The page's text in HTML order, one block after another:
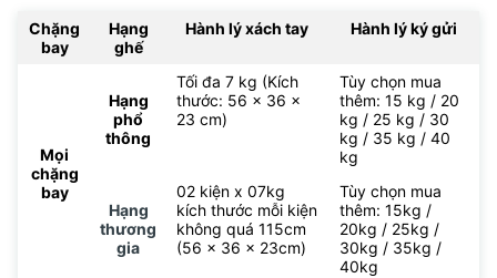
Chặng
bay
Hạng
ghế
Hành lý xách tay Hành lý ký gửi
Mọi
chặng
bay
Hạng
phổ
thông
Tối đa 7 kg (Kích
thước: 56 x 36 x
23 cm)
Tùy chọn mua
thêm: 15 kg / 20
kg / 25 kg / 30
kg / 35 kg / 40
kg
Hạng
thương
gia
02 kiện x 07kg
kích thước mỗi kiện
không quá 115cm
(56 x 36 x 23cm)
Tùy chọn mua
thêm: 15kg /
20kg / 25kg /
30kg / 35kg /
40kg